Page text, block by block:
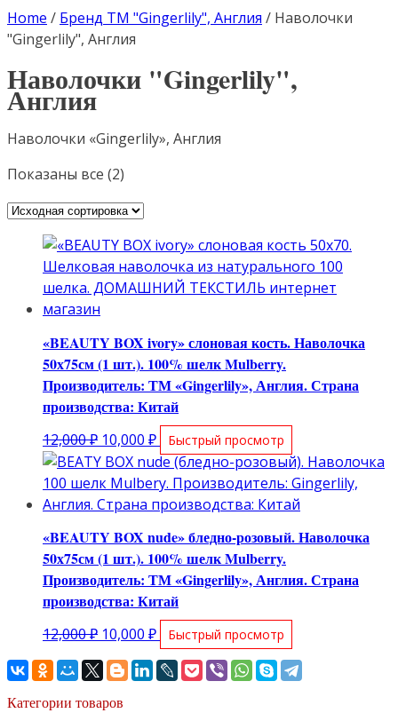
Home / Бренд ТМ "Gingerlily", Англия / Наволочки
"Gingerlily", Англия
Наволочки "Gingerlily",
Англия
Наволочки «Gingerlily», Англия
Показаны все (2)
«BEAUTY BOX ivory» слоновая кость. Наволочка
50х75см (1 шт.). 100% шелк Mulberry.
Производитель: ТМ «Gingerlily», Англия. Страна
производства: Китай
12,000₽ Первоначальная
цена
составляла
12,000 ₽.
10,000 ₽Текущая
цена:
10,000 ₽.
Быстрый просмотр
«BEAUTY BOX nude» бледно-розовый. Наволочка
50х75см (1 шт.). 100% шелк Mulberry.
Производитель: ТМ «Gingerlily», Англия. Страна
производства: Китай
12,000₽ Первоначальная
составляла
12,000 ₽.
10,000 ₽Текущая
цена:
10,000 ₽.
Быстрый просмотр
Категории товаров